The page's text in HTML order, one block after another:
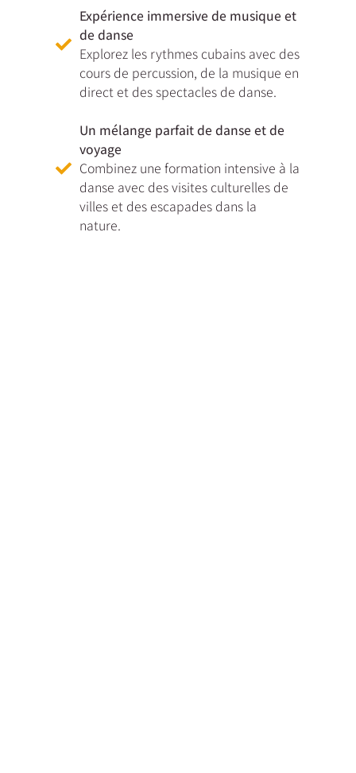
Expérience immersive de musique et
de danse
Explorez les rythmes cubains avec des
cours de percussion, de la musique en
direct et des spectacles de danse.
Un mélange parfait de danse et de
voyage
Combinez une formation intensive à la
danse avec des visites culturelles de
villes et des escapades dans la
nature.